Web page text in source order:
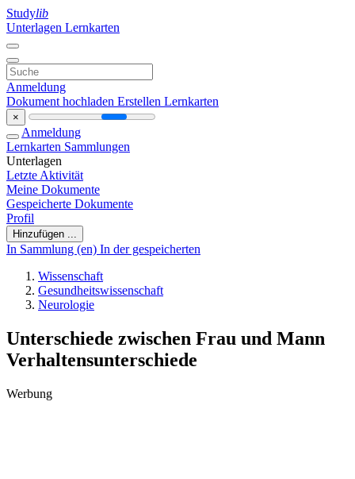
Studylib
Unterlagen Lernkarten
Anmeldung
Dokument hochladen Erstellen Lernkarten
×
Anmeldung
Lernkarten Sammlungen
Unterlagen
Letzte Aktivität
Meine Dokumente
Gespeicherte Dokumente
Profil
Hinzufügen ...
In Sammlung (en) In der gespeicherten
Wissenschaft
Gesundheitswissenschaft
Neurologie
Unterschiede zwischen Frau und Mann
Verhaltensunterschiede
Werbung